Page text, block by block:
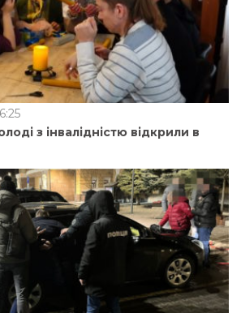
з інвалідністю відкрили в